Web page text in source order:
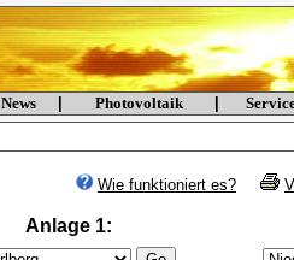
News Photovoltaik
Wie funktioniert es?
Anlage 1: